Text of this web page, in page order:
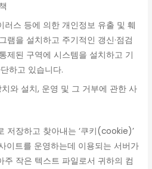
러스 등에 의한 개인정보 유출 및 훼
램을 설치하고 주기적인 갱신·점검
제된 구역에 시스템을 설치하고 기
하고 있습니다.
와 설치, 운영 및 그 거부에 관한 사
저장하고 찾아내는 ‘쿠키(cookie)’
이트를 운영하는데 이용되는 서버가
주 작은 텍스트 파일로서 귀하의 컴